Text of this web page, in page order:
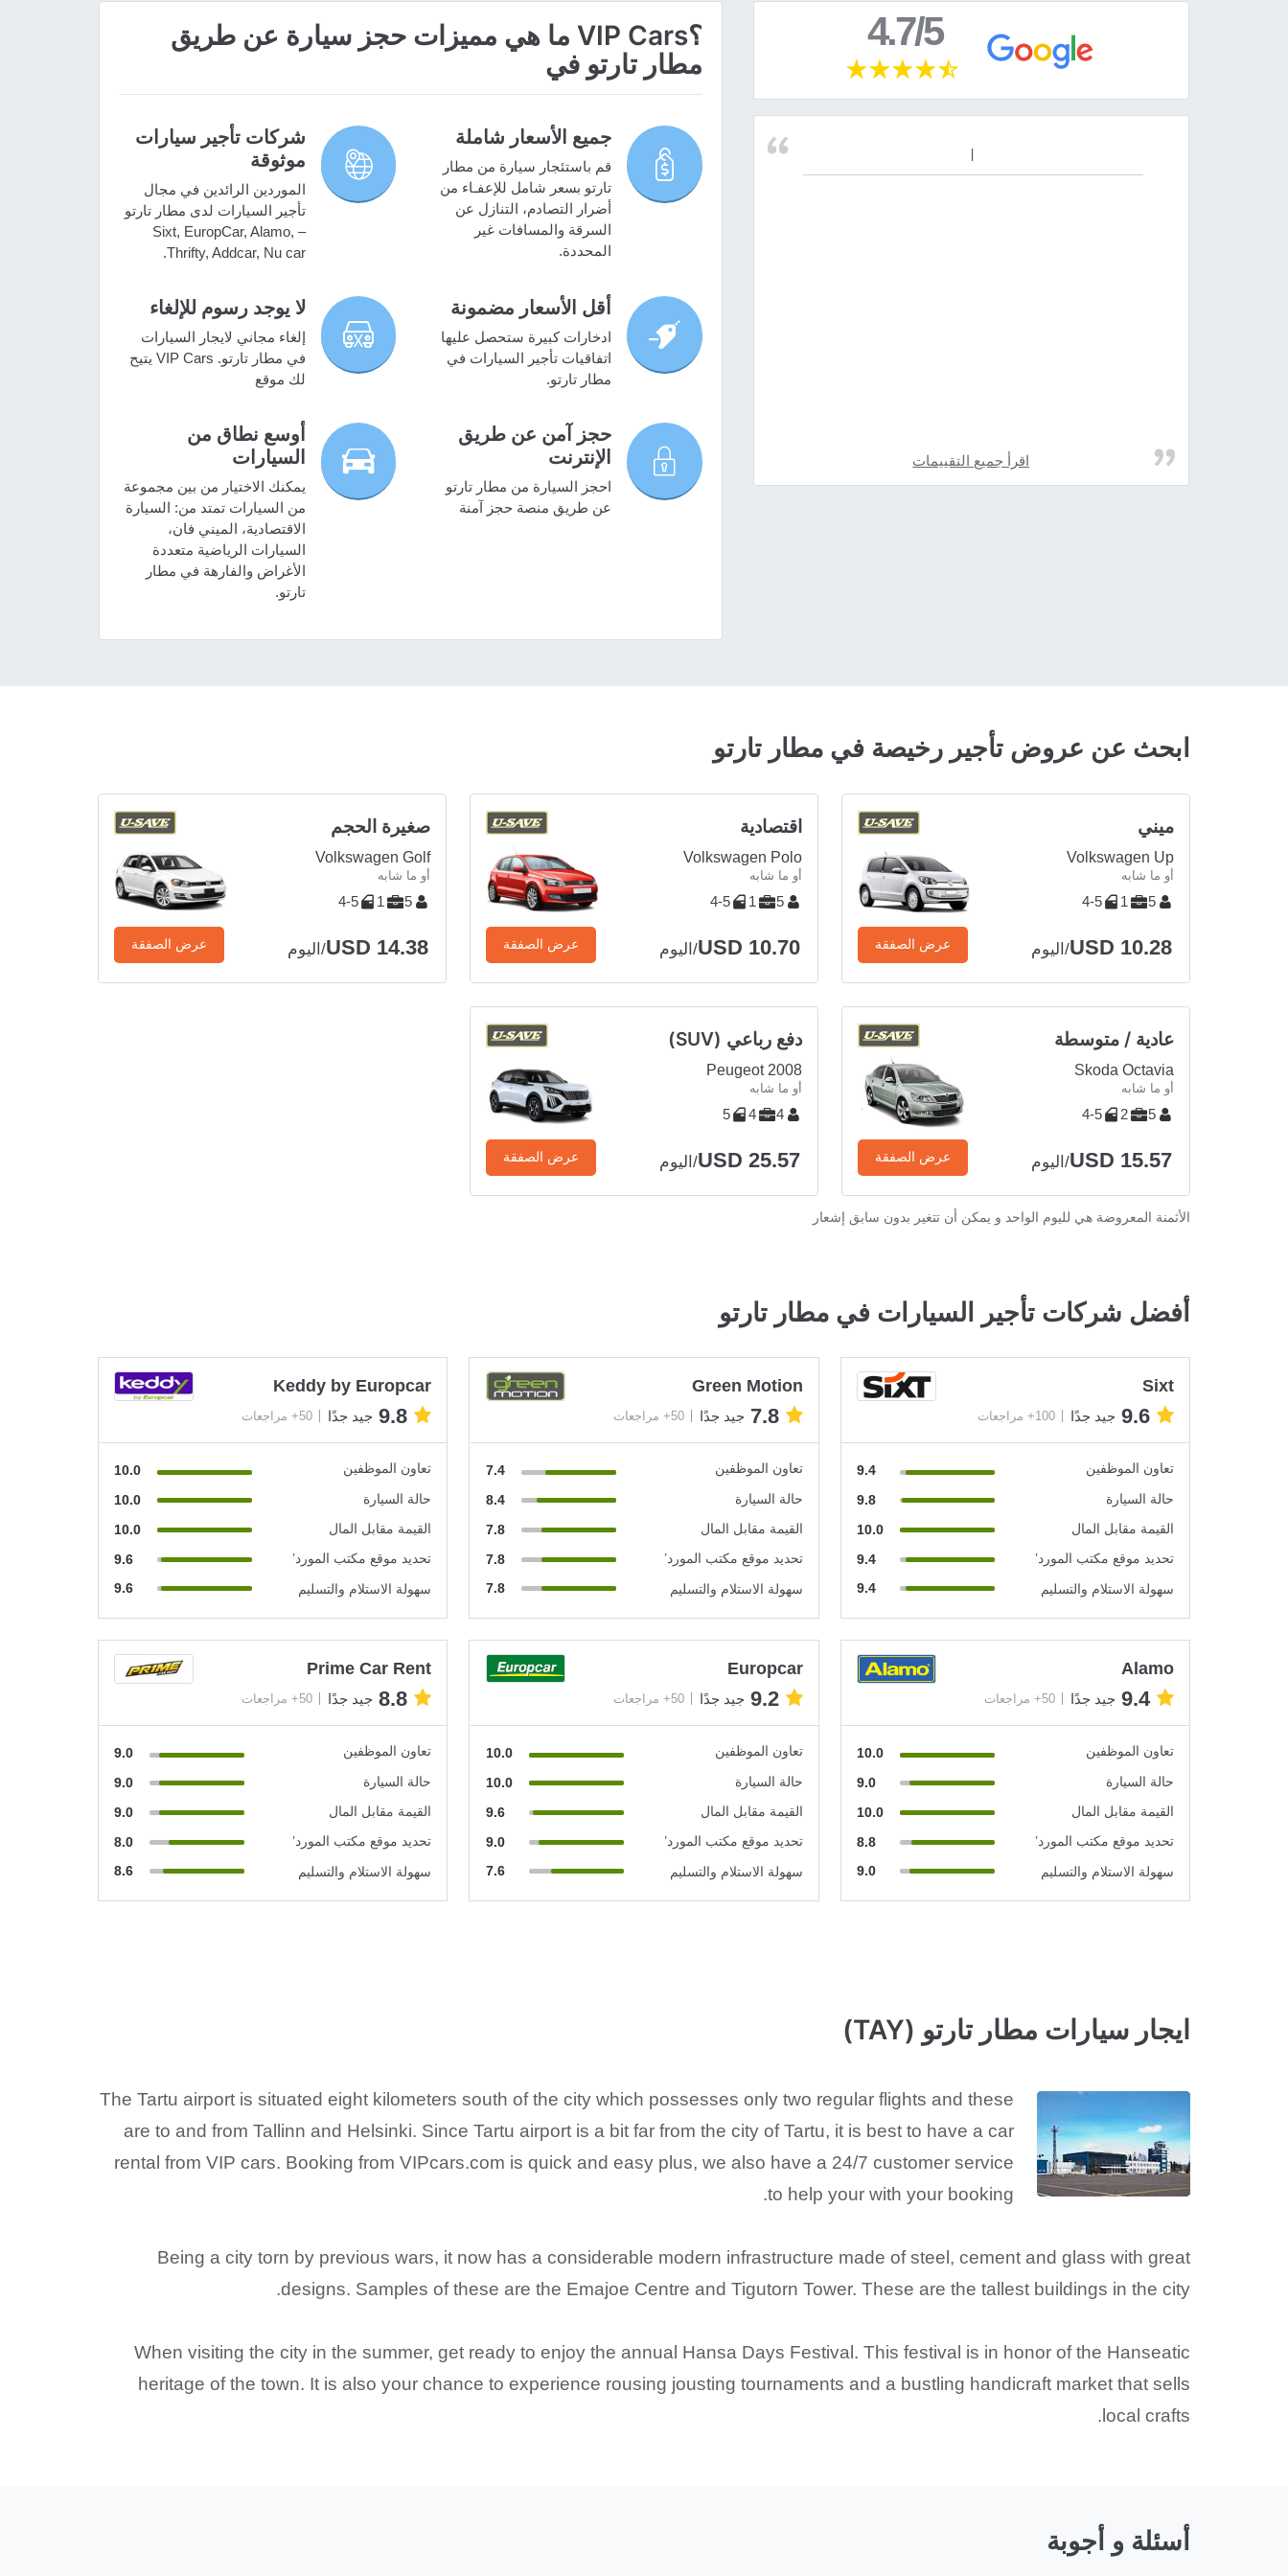
4.7/5
اقرأ جميع التقييمات
؟VIP Cars ما هي مميزات حجز سيارة عن طريق
مطار تارتو في
جميع الأسعار شاملة
قم باستئجار سيارة من مطار
تارتو بسعر شامل للإعفـاء من
أضرار التصادم، التنازل عن
السرقة والمسافات غير
المحددة.
شركات تأجير سيارات
موثوقة
الموردين الرائدين في مجال
تأجير السيارات لدى مطار تارتو
– Sixt, EuropCar, Alamo,
Thrifty, Addcar, Nu car.
أقل الأسعار مضمونة
ادخارات كبيرة ستحصل عليها
اتفاقيات تأجير السيارات في
مطار تارتو.
لا يوجد رسوم للإلغاء
إلغاء مجاني لايجار السيارات
في مطار تارتو. VIP Cars يتيح
لك موقع
حجز آمن عن طريق
الإنترنت
احجز السيارة من مطار تارتو
عن طريق منصة حجز آمنة
أوسع نطاق من
السيارات
يمكنك الاختيار من بين مجموعة
من السيارات تمتد من: السيارة
الاقتصادية، الميني فان،
السيارات الرياضية متعددة
الأغراض والفارهة في مطار
تارتو.
ابحث عن عروض تأجير رخيصة في مطار تارتو
ميني
Volkswagen Up
أو ما شابه
5
1
4-5
USD 10.28/اليوم عرض الصفقة
اقتصادية
Volkswagen Polo
أو ما شابه
5
1
4-5
USD 10.70/اليوم عرض الصفقة
صغيرة الحجم
Volkswagen Golf
أو ما شابه
5
1
4-5
USD 14.38/اليوم عرض الصفقة
عادية / متوسطة
Skoda Octavia
أو ما شابه
5
2
4-5
USD 15.57/اليوم عرض الصفقة
دفع رباعي (SUV)
Peugeot 2008
أو ما شابه
4
4
5
USD 25.57/اليوم عرض الصفقة
الأثمنة المعروضة هي لليوم الواحد و يمكن أن تتغير بدون سابق إشعار
أفضل شركات تأجير السيارات في مطار تارتو
Sixt
9.6 جيد جدًا 100+ مراجعات
تعاون الموظفين
9.4
حالة السيارة
9.8
القيمة مقابل المال
10.0
تحديد موقع مكتب المورد’
9.4
سهولة الاستلام والتسليم
9.4
Green Motion
7.8 جيد جدًا 50+ مراجعات
تعاون الموظفين
7.4
حالة السيارة
8.4
القيمة مقابل المال
7.8
تحديد موقع مكتب المورد’
7.8
سهولة الاستلام والتسليم
7.8
Keddy by Europcar
9.8 جيد جدًا 50+ مراجعات
تعاون الموظفين
10.0
حالة السيارة
10.0
القيمة مقابل المال
10.0
تحديد موقع مكتب المورد’
9.6
سهولة الاستلام والتسليم
9.6
Alamo
9.4 جيد جدًا 50+ مراجعات
تعاون الموظفين
10.0
حالة السيارة
9.0
القيمة مقابل المال
10.0
تحديد موقع مكتب المورد’
8.8
سهولة الاستلام والتسليم
9.0
Europcar
9.2 جيد جدًا 50+ مراجعات
تعاون الموظفين
10.0
حالة السيارة
10.0
القيمة مقابل المال
9.6
تحديد موقع مكتب المورد’
9.0
سهولة الاستلام والتسليم
7.6
Prime Car Rent
8.8 جيد جدًا 50+ مراجعات
تعاون الموظفين
9.0
حالة السيارة
9.0
القيمة مقابل المال
9.0
تحديد موقع مكتب المورد’
8.0
سهولة الاستلام والتسليم
8.6
ايجار سيارات مطار تارتو (TAY)
The Tartu airport is situated eight kilometers south of the city which possesses only two regular flights and these
are to and from Tallinn and Helsinki. Since Tartu airport is a bit far from the city of Tartu, it is best to have a car
rental from VIP cars. Booking from VIPcars.com is quick and easy plus, we also have a 24/7 customer service
to help your with your booking.
Being a city torn by previous wars, it now has a considerable modern infrastructure made of steel, cement and glass with great
designs. Samples of these are the Emajoe Centre and Tigutorn Tower. These are the tallest buildings in the city.
When visiting the city in the summer, get ready to enjoy the annual Hansa Days Festival. This festival is in honor of the Hanseatic
heritage of the town. It is also your chance to experience rousing jousting tournaments and a bustling handicraft market that sells
local crafts.
أسئلة و أجوبة